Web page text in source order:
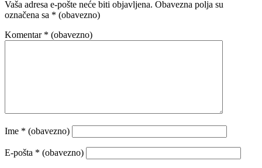
Vaša adresa e-pošte neće biti objavljena. Obavezna polja su
označena sa * (obavezno)
Komentar * (obavezno)
Ime * (obavezno)
E-pošta * (obavezno)